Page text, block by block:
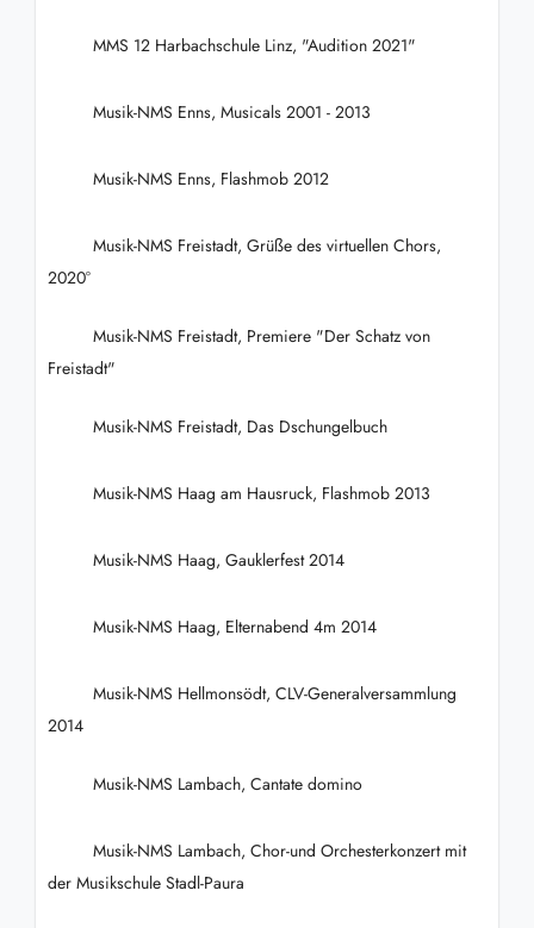
MMS 12 Harbachschule Linz, "Audition 2021"
Musik-NMS Enns, Musicals 2001 - 2013
Musik-NMS Enns, Flashmob 2012
Musik-NMS Freistadt, Grüße des virtuellen Chors,
2020°
Musik-NMS Freistadt, Premiere "Der Schatz von
Freistadt"
Musik-NMS Freistadt, Das Dschungelbuch
Musik-NMS Haag am Hausruck, Flashmob 2013
Musik-NMS Haag, Gauklerfest 2014
Musik-NMS Haag, Elternabend 4m 2014
Musik-NMS Hellmonsödt, CLV-Generalversammlung
2014
Musik-NMS Lambach, Cantate domino
Musik-NMS Lambach, Chor-und Orchesterkonzert mit
der Musikschule Stadl-Paura